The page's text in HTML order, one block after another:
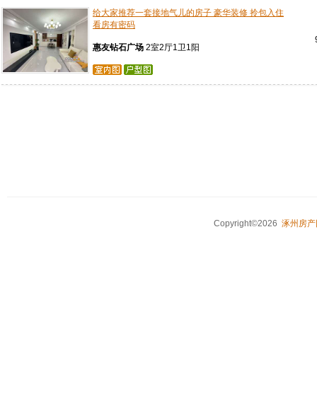
给大家推荐一套接地气儿的房子 豪华装修 拎包入住
看房有密码
惠友钻石广场 2室2厅1卫1阳
Copyright©2026 涿州房